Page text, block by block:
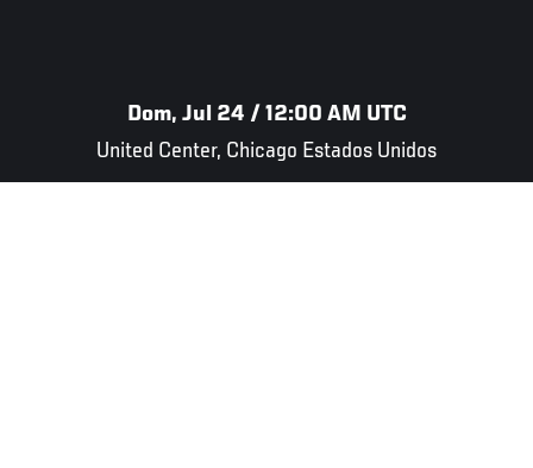
Dom, Jul 24 / 12:00 AM UTC
United Center, Chicago Estados Unidos